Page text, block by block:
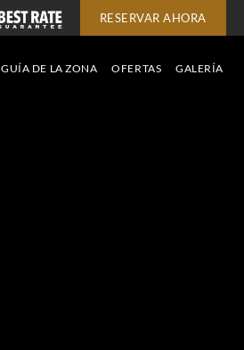
RESERVAR AHORA
GUÍA DE LA ZONA OFERTAS GALERÍA